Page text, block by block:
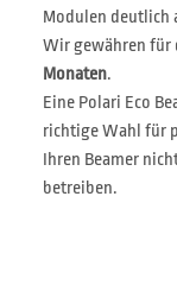
Modulen deutlich
Wir gewähren für
Monaten.
Eine Polari Eco
richtige Wahl für
Ihren Beamer
betreiben.